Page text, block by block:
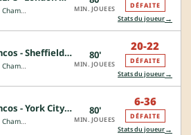
Kingstone Press Championship MIN. JOUEES
DÉFAITE
Stats du joueur→
London Broncos - Sheffield Eagles
Kingstone Press Championship
80'
MIN. JOUEES
20-22
DÉFAITE
Stats du joueur→
London Broncos - York City Knights
Kingstone Press Championship
80'
MIN. JOUEES
6-36
DÉFAITE
Stats du joueur→